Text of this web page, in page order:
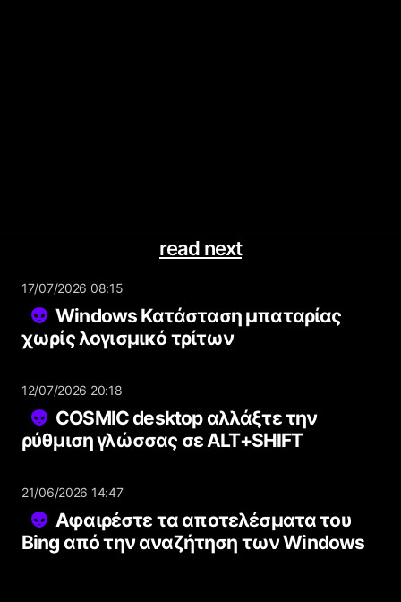
read next
17/07/2026 08:15
Windows Κατάσταση μπαταρίας
χωρίς λογισμικό τρίτων
12/07/2026 20:18
COSMIC desktop αλλάξτε την
ρύθμιση γλώσσας σε ALT+SHIFT
21/06/2026 14:47
Αφαιρέστε τα αποτελέσματα του
Bing από την αναζήτηση των Windows